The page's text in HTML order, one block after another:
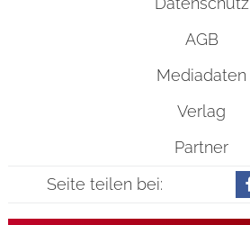
AGB
Mediadaten
Verlag
Partner
Seite teilen bei: